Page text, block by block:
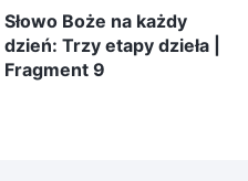
Słowo Boże na każdy
dzień: Trzy etapy dzieła |
Fragment 9